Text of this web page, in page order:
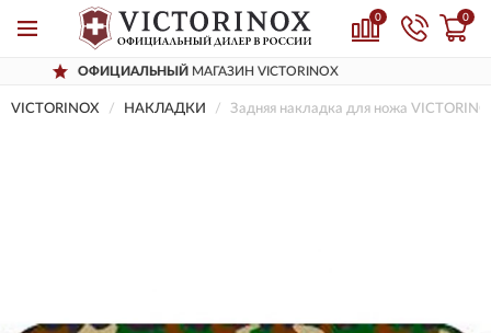
0 0
МАГАЗИН VICTORINOX
VICTORINOX НАКЛАДКИ Задняя накладка для ножа